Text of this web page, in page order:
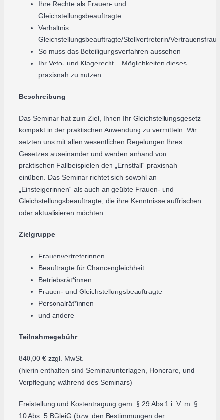
Ihre Rechte als Frauen- und
Gleichstellungsbeauftragte
Verhältnis
Gleichstellungsbeauftragte/Stellvertreterin/Vertrauensfrau
So muss das Beteiligungsverfahren aussehen
Ihr Veto- und Klagerecht – Möglichkeiten dieses
praxisnah zu nutzen
Beschreibung
Das Seminar hat zum Ziel, Ihnen Ihr Gleichstellungsgesetz
kompakt in der praktischen Anwendung zu vermitteln. Wir
setzten uns mit allen wesentlichen Regelungen Ihres
Gesetzes auseinander und werden anhand von
praktischen Fallbeispielen den „Ernstfall“ praxisnah
einüben. Das Seminar richtet sich sowohl an
„Einsteigerinnen“ als auch an geübte Frauen- und
Gleichstellungsbeauftragte, die ihre Kenntnisse auffrischen
oder aktualisieren möchten.
Zielgruppe
Frauenvertreterinnen
Beauftragte für Chancengleichheit
Betriebsrät*innen
Frauen- und Gleichstellungsbeauftragte
Personalrät*innen
und andere
Teilnahmegebühr
840,00 € zzgl. MwSt.
(hierin enthalten sind Seminarunterlagen, Honorare, und
Verpflegung während des Seminars)
Freistellung und Kostentragung gem. § 29 Abs.1 i. V. m. §
10 Abs. 5 BGleiG (bzw. den Bestimmungen der